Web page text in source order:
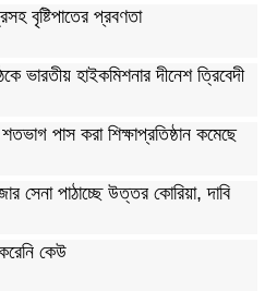
বৃষ্টিপাতের প্রবণতা
ভারতীয় হাইকমিশনার দীনেশ ত্রিবেদী
পাস করা শিক্ষাপ্রতিষ্ঠান কমেছে
সেনা পাঠাচ্ছে উত্তর কোরিয়া, দাবি
কেউ